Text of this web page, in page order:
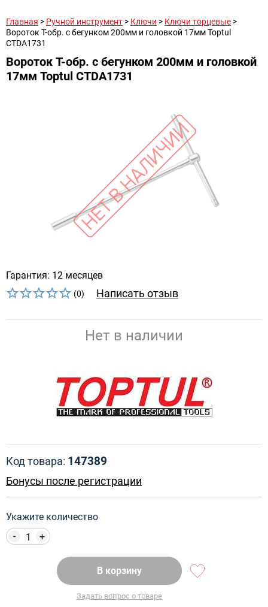
Главная > Ручной инструмент > Ключи > Ключи торцевые >
Вороток T-обр. c бегунком 200мм и головкой 17мм Toptul
CTDA1731
Вороток T-обр. c бегунком 200мм и головкой
17мм Toptul CTDA1731
Гарантия: 12 месяцев
(0) Написать отзыв
Нет в наличии
Код товара: 147389
Бонусы после регистрации
Укажите количество
+
-
В корзину
Задать вопрос о товаре